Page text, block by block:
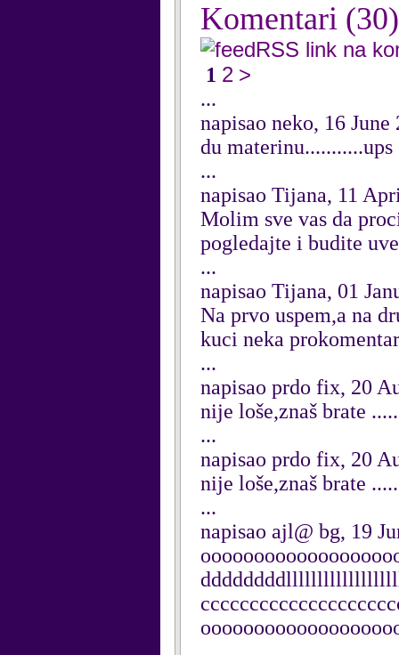
Komentari (30)
RSS link na
1 2 >
...
napisao neko, 16 June
du materinu...........ups
...
napisao Tijana, 11
Molim sve vas da
pogledajte i budite
...
napisao Tijana, 01
Na prvo uspem,a na
kuci neka
...
napisao prdo fix, 20
nije loše,znaš brate
...
napisao prdo fix, 20
nije loše,znaš brate
...
napisao ajl@ bg, 19